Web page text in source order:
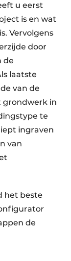
u eerst
is en wat
Vervolgens
door
de
laatste
van de
grondwerk in
te
ingraven
van
het beste
de